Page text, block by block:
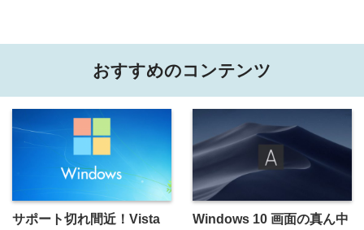
おすすめのコンテンツ
サポート切れ間近！Vista
Windows 10 画面の真ん中